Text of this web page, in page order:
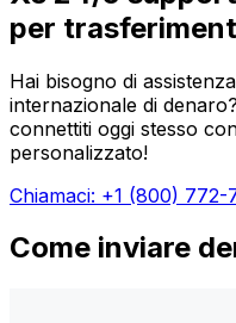
per
Hai bisogno di
internazionale di
connettiti oggi stesso
personalizzato!
Chiamaci: +1 (800) 772-
Come inviare